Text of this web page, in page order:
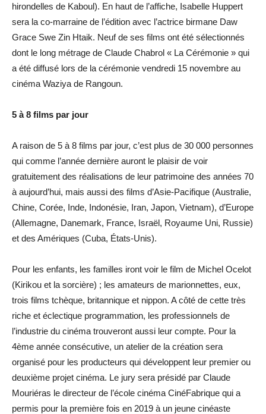
hirondelles de Kaboul). En haut de l’affiche, Isabelle Huppert
sera la co-marraine de l’édition avec l’actrice birmane Daw
Grace Swe Zin Htaik. Neuf de ses films ont été sélectionnés
dont le long métrage de Claude Chabrol « La Cérémonie » qui
a été diffusé lors de la cérémonie vendredi 15 novembre au
cinéma Waziya de Rangoun.
5 à 8 films par jour
A raison de 5 à 8 films par jour, c’est plus de 30 000 personnes
qui comme l’année dernière auront le plaisir de voir
gratuitement des réalisations de leur patrimoine des années 70
à aujourd’hui, mais aussi des films d’Asie-Pacifique (Australie,
Chine, Corée, Inde, Indonésie, Iran, Japon, Vietnam), d’Europe
(Allemagne, Danemark, France, Israël, Royaume Uni, Russie)
et des Amériques (Cuba, États-Unis).
Pour les enfants, les familles iront voir le film de Michel Ocelot
(Kirikou et la sorcière) ; les amateurs de marionnettes, eux,
trois films tchèque, britannique et nippon. A côté de cette très
riche et éclectique programmation, les professionnels de
l’industrie du cinéma trouveront aussi leur compte. Pour la
4ème année consécutive, un atelier de la création sera
organisé pour les producteurs qui développent leur premier ou
deuxième projet cinéma. Le jury sera présidé par Claude
Mouriéras le directeur de l’école cinéma CinéFabrique qui a
permis pour la première fois en 2019 à un jeune cinéaste